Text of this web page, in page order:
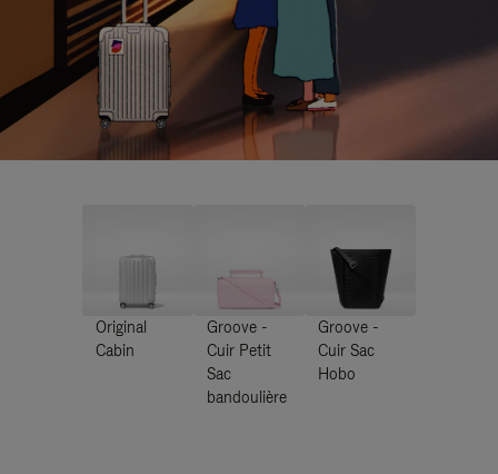
Original
Cabin
Groove -
Cuir Petit
Sac
bandoulière
Groove -
Cuir Sac
Hobo